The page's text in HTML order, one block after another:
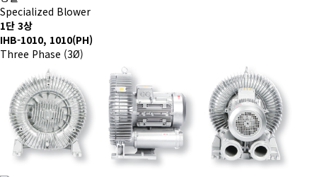
Specialized Blower
1단 3상
IHB-1010, 1010(PH)
Three Phase (3Ø)